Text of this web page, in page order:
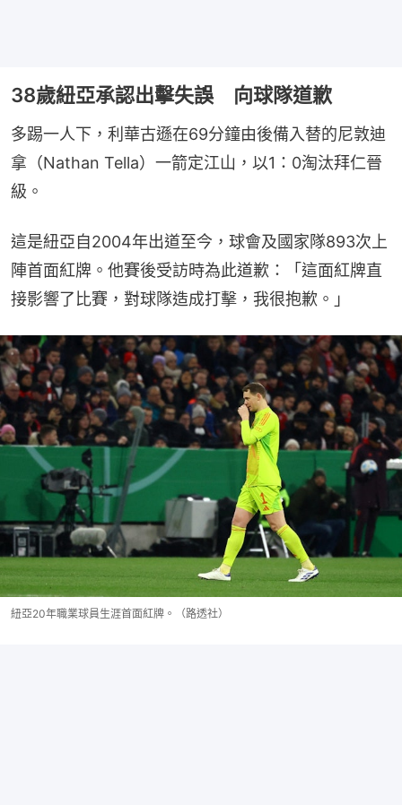
38歲紐亞承認出擊失誤 向球隊道歉
多踢一人下，利華古遜在69分鐘由後備入替的尼敦迪
拿（Nathan Tella）一箭定江山，以1：0淘汰拜仁晉
級。
這是紐亞自2004年出道至今，球會及國家隊893次上
陣首面紅牌。他賽後受訪時為此道歉：「這面紅牌直
接影響了比賽，對球隊造成打擊，我很抱歉。」
紐亞20年職業球員生涯首面紅牌。（路透社）